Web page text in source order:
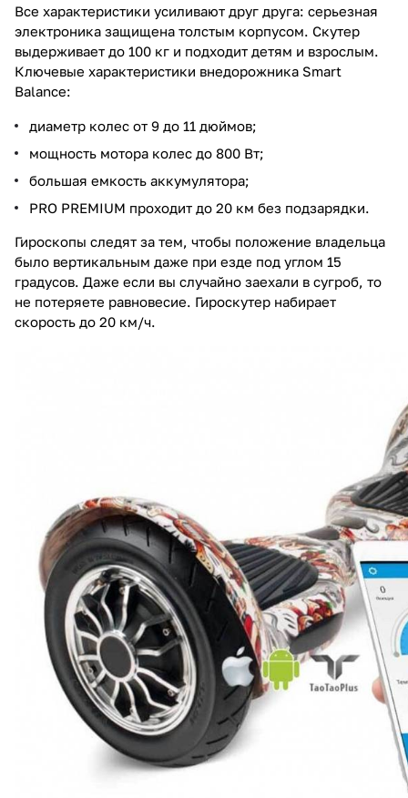
Все характеристики усиливают друг друга: серьезная
электроника защищена толстым корпусом. Скутер
выдерживает до 100 кг и подходит детям и взрослым.
Ключевые характеристики внедорожника Smart
Balance:
диаметр колес от 9 до 11 дюймов;
мощность мотора колес до 800 Вт;
большая емкость аккумулятора;
PRO PREMIUM проходит до 20 км без подзарядки.
Гироскопы следят за тем, чтобы положение владельца
было вертикальным даже при езде под углом 15
градусов. Даже если вы случайно заехали в сугроб, то
не потеряете равновесие. Гироскутер набирает
скорость до 20 км/ч.